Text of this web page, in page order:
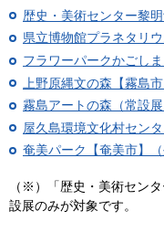
歴史・美術センター黎
県立博物館プラネタリウ
フラワーパークかごし
上野原縄文の森【霧島
霧島アートの森（常設
屋久島環境文化村セン
奄美パーク【奄美市】
（※）「歴史・美術セン
設展のみが対象です。